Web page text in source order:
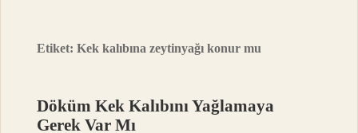
Etiket:Kek kalıbına zeytinyağı konur mu
Döküm Kek Kalıbını Yağlamaya
Gerek Var Mı